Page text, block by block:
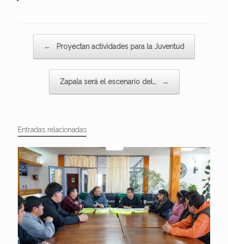
← Proyectan actividades para la Juventud
Zapala será el escenario del… →
Entradas relacionadas